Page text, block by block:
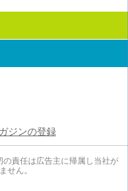
ジンの登録
責任は広告主に帰属し当社が
せん。